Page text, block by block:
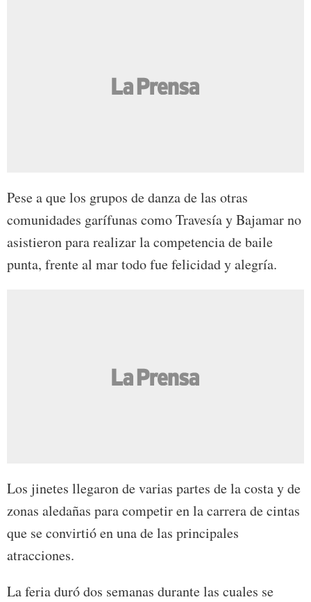
Pese a que los grupos de danza de las otras
comunidades garífunas como Travesía y Bajamar no
asistieron para realizar la competencia de baile
punta, frente al mar todo fue felicidad y alegría.
Los jinetes llegaron de varias partes de la costa y de
zonas aledañas para competir en la carrera de cintas
que se convirtió en una de las principales
atracciones.
La feria duró dos semanas durante las cuales se